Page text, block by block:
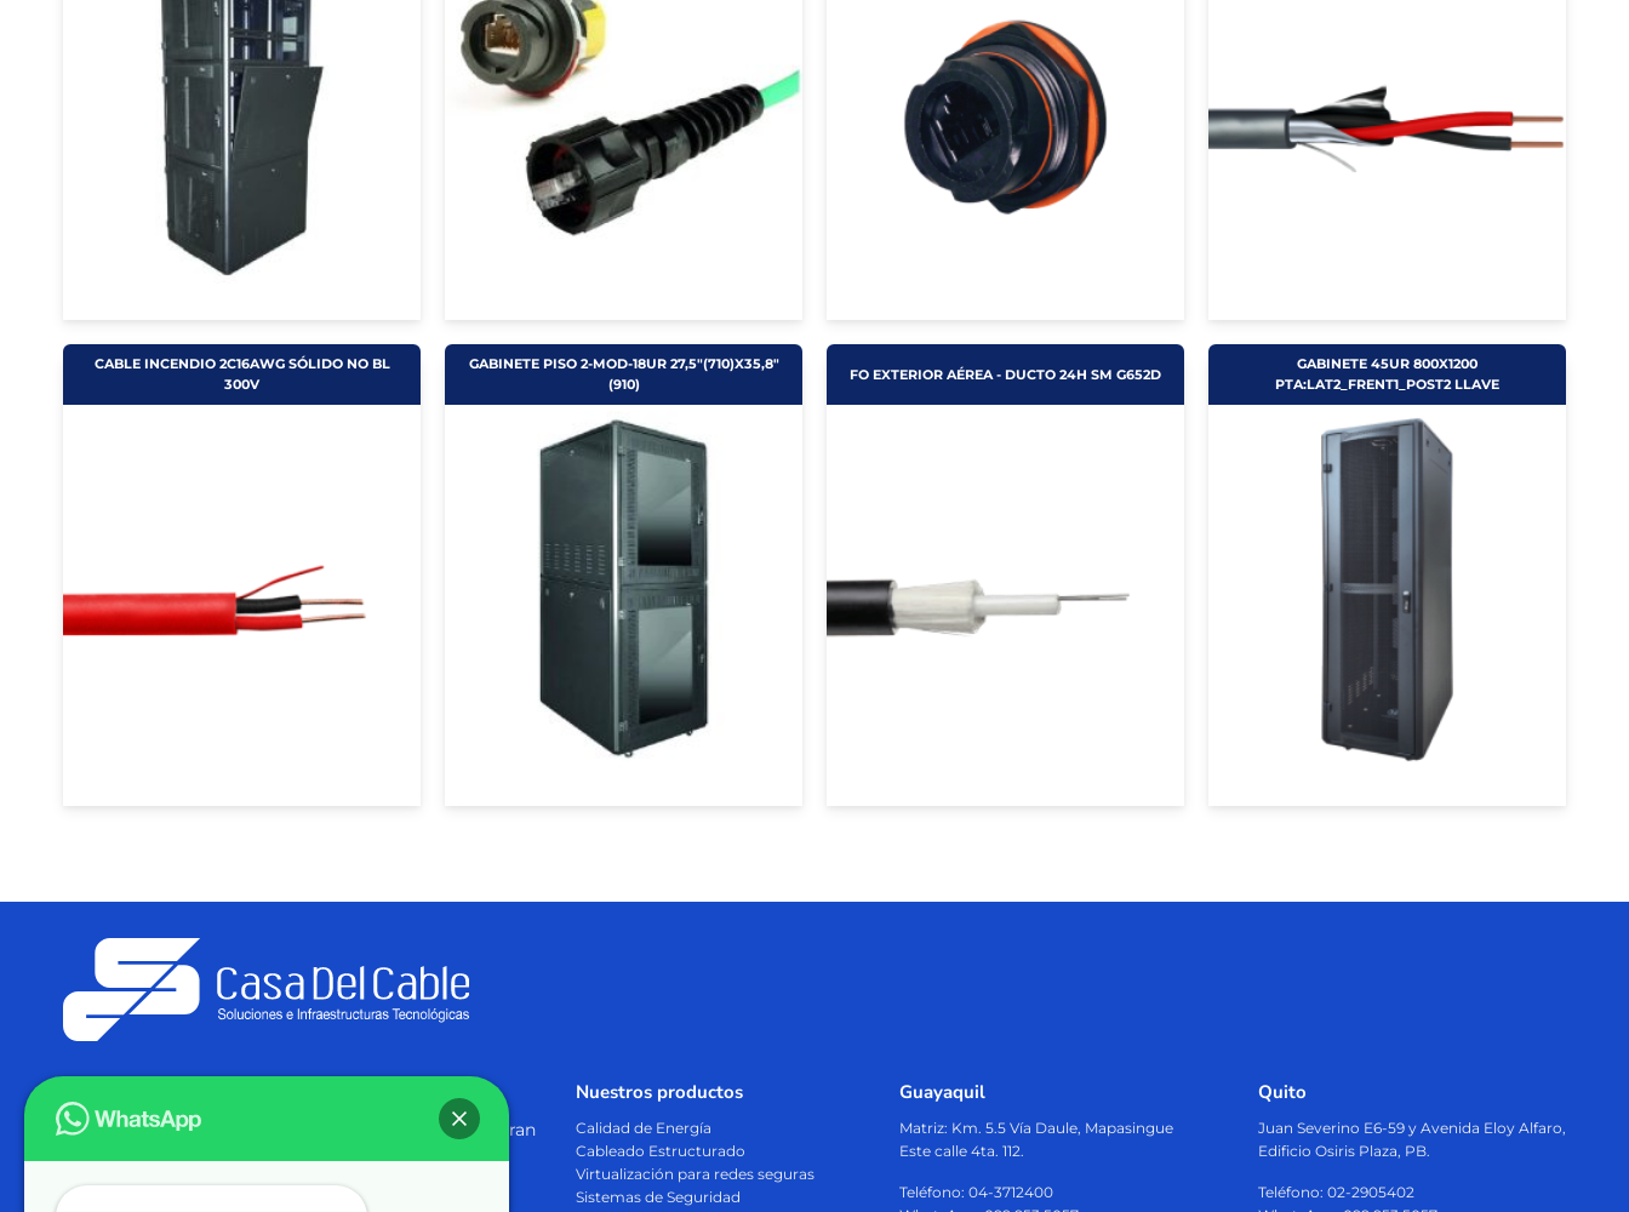
CABLE INCENDIO 2C16AWG SÓLIDO NO BL
300V
GABINETE PISO 2-MOD-18UR 27,5"(710)X35,8"
(910)
FO EXTERIOR AÉREA - DUCTO 24H SM G652D
GABINETE 45UR 800X1200
PTA:LAT2_FRENT1_POST2 LLAVE
Soluciones Reales en Infraestructura Tecnológica
Implementamos proyectos en todo el país que integran
calidad, eficiencia y tecnología de vanguardia en
energía, redes y seguridad. Descubre cómo
Nuestros productos
Calidad de Energía
Cableado Estructurado
Virtualización para redes seguras
Sistemas de Seguridad
Guayaquil
Matriz: Km. 5.5 Vía Daule, Mapasingue
Este calle 4ta. 112.
Teléfono: 04-3712400
Quito
Juan Severino E6-59 y Avenida Eloy Alfaro,
Edificio Osiris Plaza, PB.
Teléfono: 02-2905402